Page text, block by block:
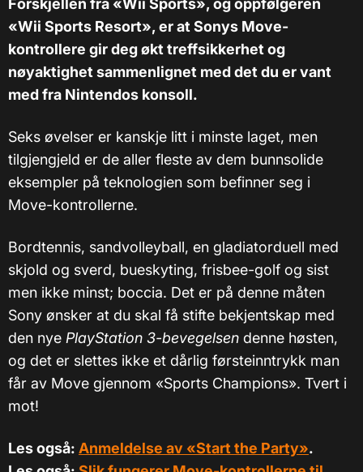
Forskjellen fra «Wii Sports», og oppfølgeren
«Wii Sports Resort», er at Sonys Move-
kontrollere gir deg økt treffsikkerhet og
nøyaktighet sammenlignet med det du er vant
med fra Nintendos konsoll.
Seks øvelser er kanskje litt i minste laget, men
tilgjengjeld er de aller fleste av dem bunnsolide
eksempler på teknologien som befinner seg i
Move-kontrollerne.
Bordtennis, sandvolleyball, en gladiatorduell med
skjold og sverd, bueskyting, frisbee-golf og sist
men ikke minst; boccia. Det er på denne måten
Sony ønsker at du skal få stifte bekjentskap med
den nye PlayStation 3-bevegelsen denne høsten,
og det er slettes ikke et dårlig førsteinntrykk man
får av Move gjennom «Sports Champions». Tvert i
mot!
Les også: Anmeldelse av «Start the Party».